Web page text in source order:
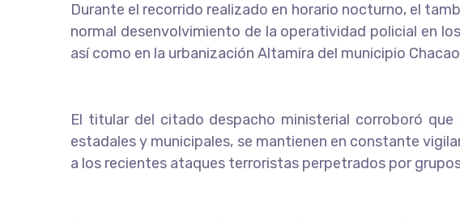
Durante el recorrido realizado en horario nocturno, el
normal desenvolvimiento de la operatividad policial en
así como en la urbanización Altamira del municipio
El titular del citado despacho ministerial corroboró
estadales y municipales, se mantienen en constante
a los recientes ataques terroristas perpetrados por